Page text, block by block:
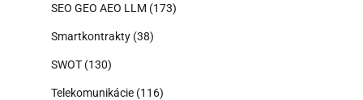
SEO GEO AEO LLM (173)
Smartkontrakty (38)
SWOT (130)
Telekomunikácie (116)